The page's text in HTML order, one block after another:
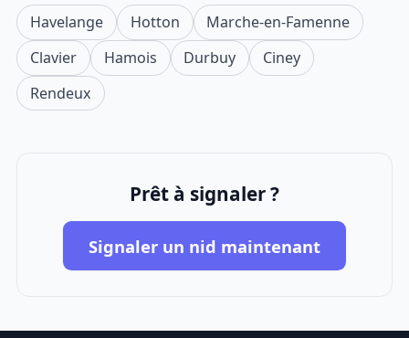
Havelange Hotton
Marche-en-Famenne
Clavier
Hamois Durbuy
Ciney
Rendeux
Prêt à signaler ?
Signaler un nid maintenant